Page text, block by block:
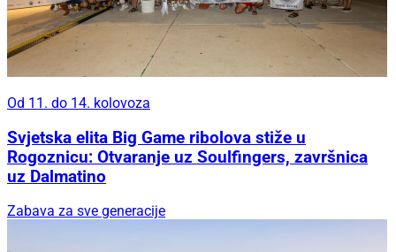
Od 11. do 14. kolovoza
Svjetska elita Big Game ribolova stiže u
Rogoznicu: Otvaranje uz Soulfingers, završnica
uz Dalmatino
Zabava za sve generacije